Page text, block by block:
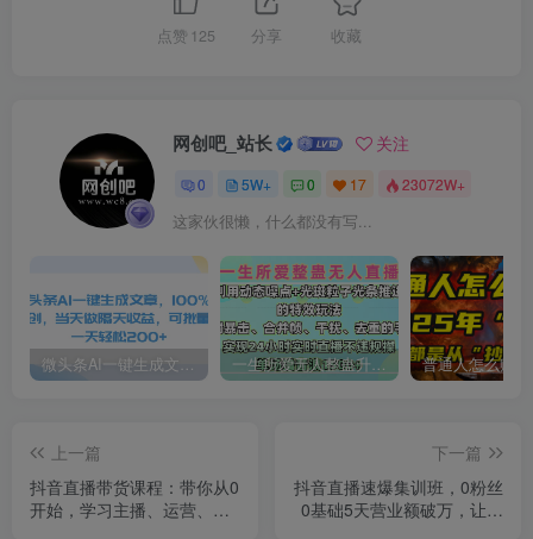
点赞 125 分享 收藏
网创吧_站长 关注
0 5W+ 0 17 23072W+
这家伙很懒，什么都没有写...
微头条AI一键生成文章，100%过原创，当天做隔天收益，可批量，一天轻松200+ 一生所爱无人整蛊升级版9.0，利用动态噪点+光斑粒子光条推进的特效玩法，内附暴击、合并帧、干扰、去重的手法，实现24小时实时直播不违规操，单场日入1500+，小白也能无脑驾驭
上一篇
抖音直播带货课程：带你从0
开始，学习主播、运营、中
下一篇
抖音直播速爆集训班，0粉丝
0基础5天营业额破万，让你